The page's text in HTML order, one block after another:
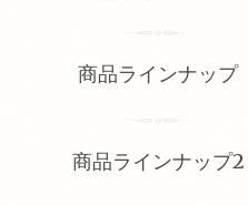
商品ラインナップ
商品ラインナップ2